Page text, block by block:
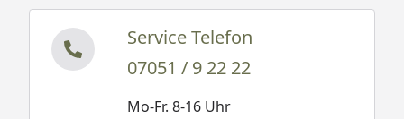
Service Telefon
07051 / 9 22 22
Mo-Fr. 8-16 Uhr